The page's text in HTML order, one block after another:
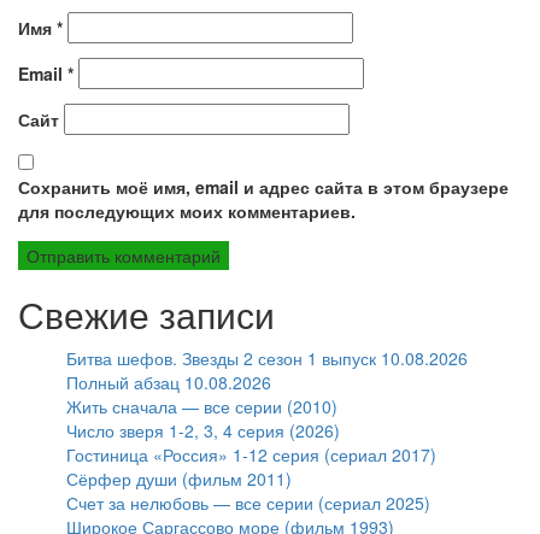
Имя *
Email *
Сайт
Сохранить моё имя, email и адрес сайта в этом браузере
для последующих моих комментариев.
Свежие записи
Битва шефов. Звезды 2 сезон 1 выпуск 10.08.2026
Полный абзац 10.08.2026
Жить сначала — все серии (2010)
Число зверя 1-2, 3, 4 серия (2026)
Гостиница «Россия» 1-12 серия (сериал 2017)
Сёрфер души (фильм 2011)
Счет за нелюбовь — все серии (сериал 2025)
Широкое Саргассово море (фильм 1993)